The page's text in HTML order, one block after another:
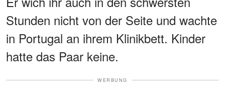
Stunden nicht von der Seite und wachte
in Portugal an ihrem Klinikbett. Kinder
hatte das Paar keine.
WERBUNG